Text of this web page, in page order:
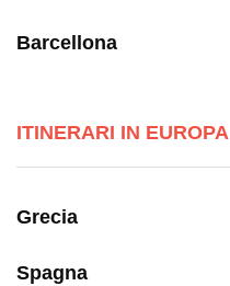
Barcellona
ITINERARI IN EUROPA
Grecia
Spagna